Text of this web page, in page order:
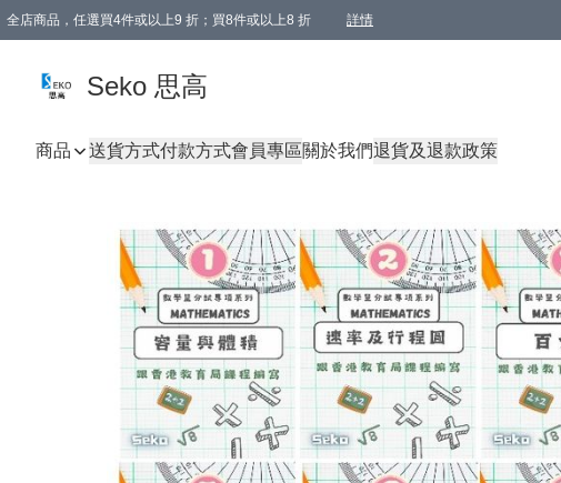
全店商品，任選買4件或以上9 折；買8件或以上8 折 詳情
Seko 思高
商品 送貨方式付款方式會員專區關於我們退貨及退款政策